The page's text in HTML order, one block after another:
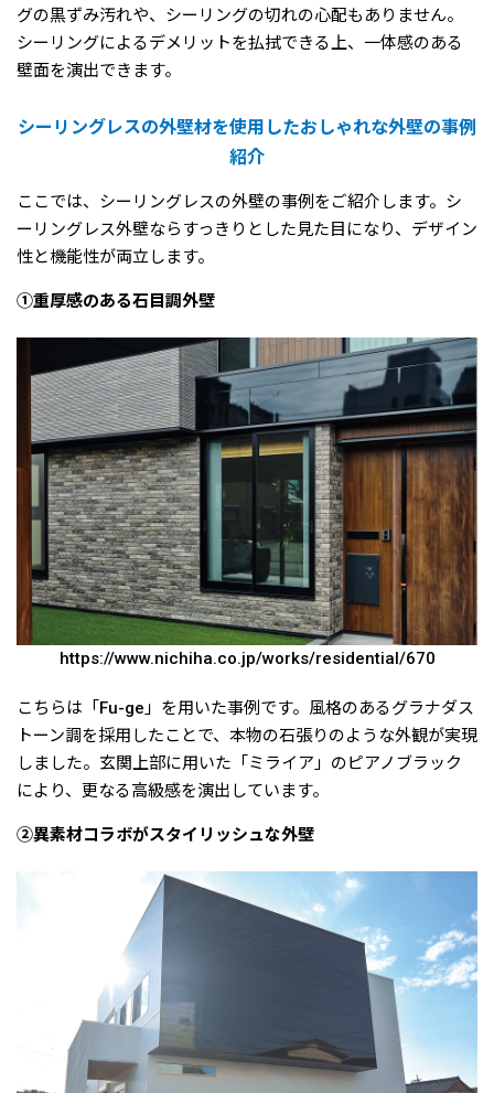
グの黒ずみ汚れや、シーリングの切れの心配もありません。
シーリングによるデメリットを払拭できる上、一体感のある
壁面を演出できます。
シーリングレスの外壁材を使用したおしゃれな外壁の事例
紹介
ここでは、シーリングレスの外壁の事例をご紹介します。シ
ーリングレス外壁ならすっきりとした見た目になり、デザイン
性と機能性が両立します。
①重厚感のある石目調外壁
https://www.nichiha.co.jp/works/residential/670
こちらは「Fu-ge」を用いた事例です。風格のあるグラナダス
トーン調を採用したことで、本物の石張りのような外観が実現
しました。玄関上部に用いた「ミライア」のピアノブラック
により、更なる高級感を演出しています。
②異素材コラボがスタイリッシュな外壁